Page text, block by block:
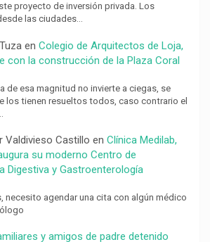
proyecto de inversión privada. Los
las ciudades…
en Colegio de Arquitectos de Loja,
con la construcción de la Plaza Coral
de esa magnitud no invierte a ciegas, se
los tienen resueltos todos, caso contrario el
Valdivieso Castillo en Clínica Medilab,
su moderno Centro de
Digestiva y Gastroenterología
necesito agendar una cita con algún médico
y amigos de padre detenido